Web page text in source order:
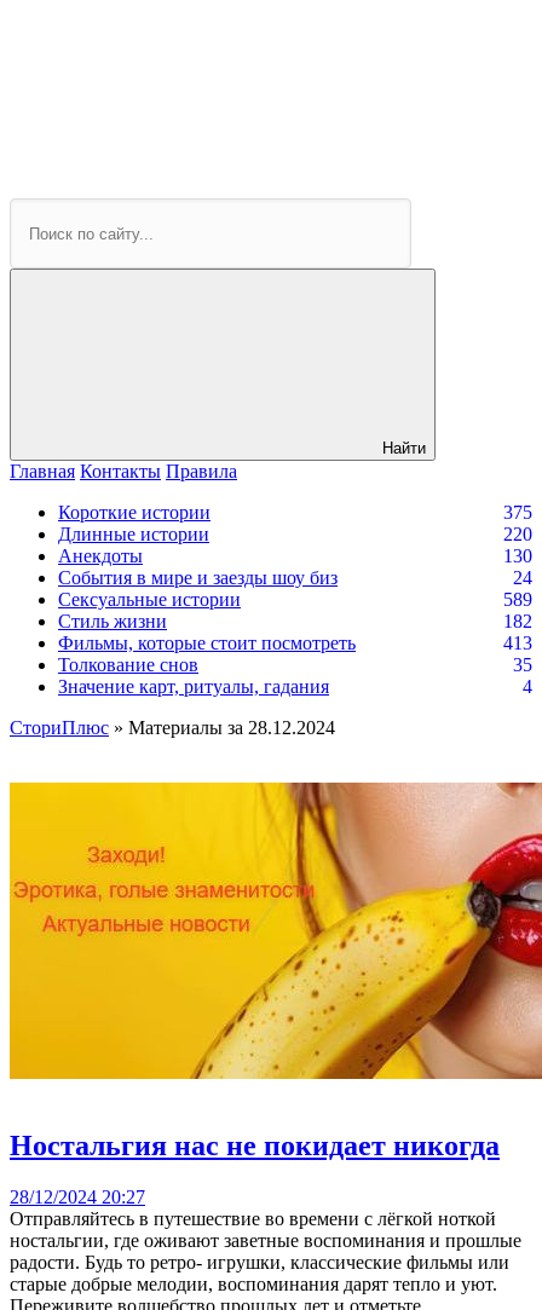
Найти
Главная Контакты Правила
Короткие истории
375
Длинные истории
220
Анекдоты
130
События в мире и заезды шоу биз
24
Сексуальные истории
589
Стиль жизни
182
Фильмы, которые стоит посмотреть
413
Толкование снов
35
Значение карт, ритуалы, гадания
4
СториПлюс » Материалы за 28.12.2024
Ностальгия нас не покидает никогда
28/12/2024 20:27
Отправляйтесь в путешествие во времени с лёгкой ноткой
ностальгии, где оживают заветные воспоминания и прошлые
радости. Будь то ретро- игрушки, классические фильмы или
старые добрые мелодии, воспоминания дарят тепло и уют.
Переживите волшебство прошлых лет и отметьте